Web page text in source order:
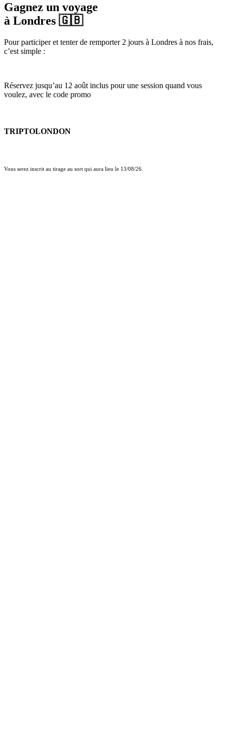
Gagnez un voyage
à Londres 🇬🇧
Pour participer et tenter de remporter 2 jours à Londres à nos frais,
c’est simple :
Réservez jusqu’au 12 août inclus pour une session quand vous
voulez, avec le code promo
TRIPTOLONDON
Vous serez inscrit au tirage au sort qui aura lieu le 13/08/26.